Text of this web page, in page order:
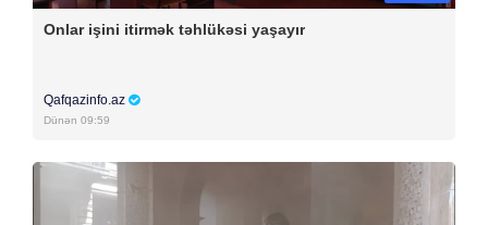
Onlar işini itirmək təhlükəsi yaşayır
Qafqazinfo.az
Dünən 09:59